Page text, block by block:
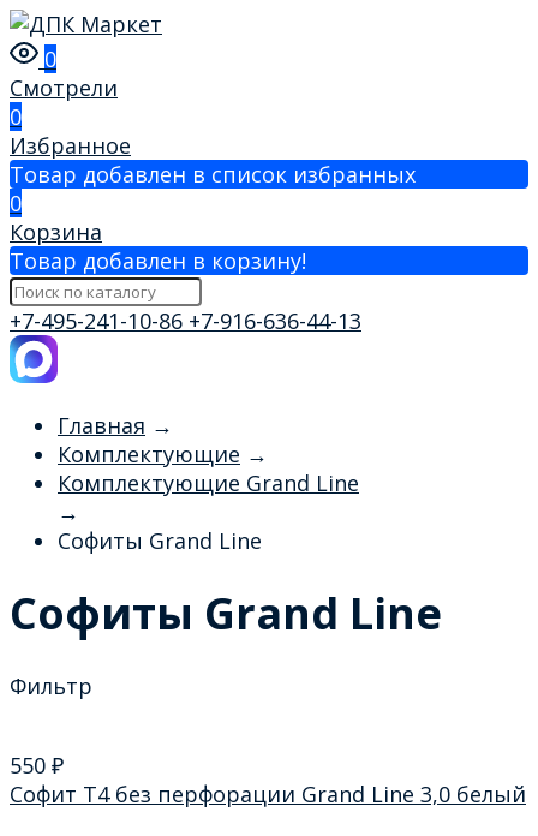
0
Смотрели
0
Избранное
Товар добавлен в список избранных
0
Корзина
Товар добавлен в корзину!
+7-495-241-10-86 +7-916-636-44-13
Главная →
Комплектующие →
Комплектующие Grand Line
→
Софиты Grand Line
Софиты Grand Line
Фильтр
550 ₽
Софит T4 без перфорации Grand Line 3,0 белый